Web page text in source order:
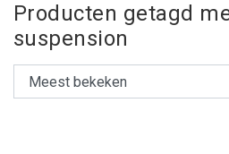
Producten getagd
suspension